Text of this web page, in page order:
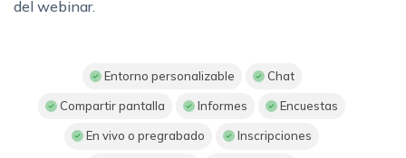
del webinar.
Entorno personalizable Chat
Compartir pantalla Informes Encuestas
En vivo o pregrabado Inscripciones